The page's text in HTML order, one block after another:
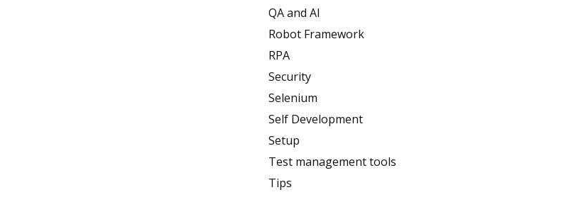
QA and AI
Robot Framework
RPA
Security
Selenium
Self Development
Setup
Test management tools
Tips